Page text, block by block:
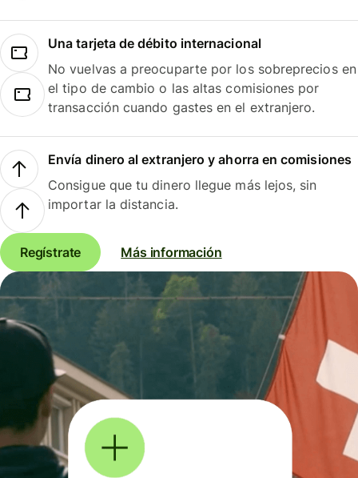
Una tarjeta de débito internacional
No vuelvas a preocuparte por los sobreprecios en
el tipo de cambio o las altas comisiones por
transacción cuando gastes en el extranjero.
Envía dinero al extranjero y ahorra en comisiones
Consigue que tu dinero llegue más lejos, sin
importar la distancia.
Regístrate Más información